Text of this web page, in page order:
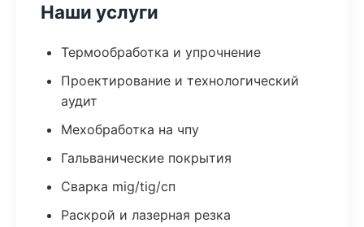
Наши услуги
Термообработка и упрочнение
Проектирование и технологический
аудит
Мехобработка на чпу
Гальванические покрытия
Сварка mig/tig/сп
Раскрой и лазерная резка